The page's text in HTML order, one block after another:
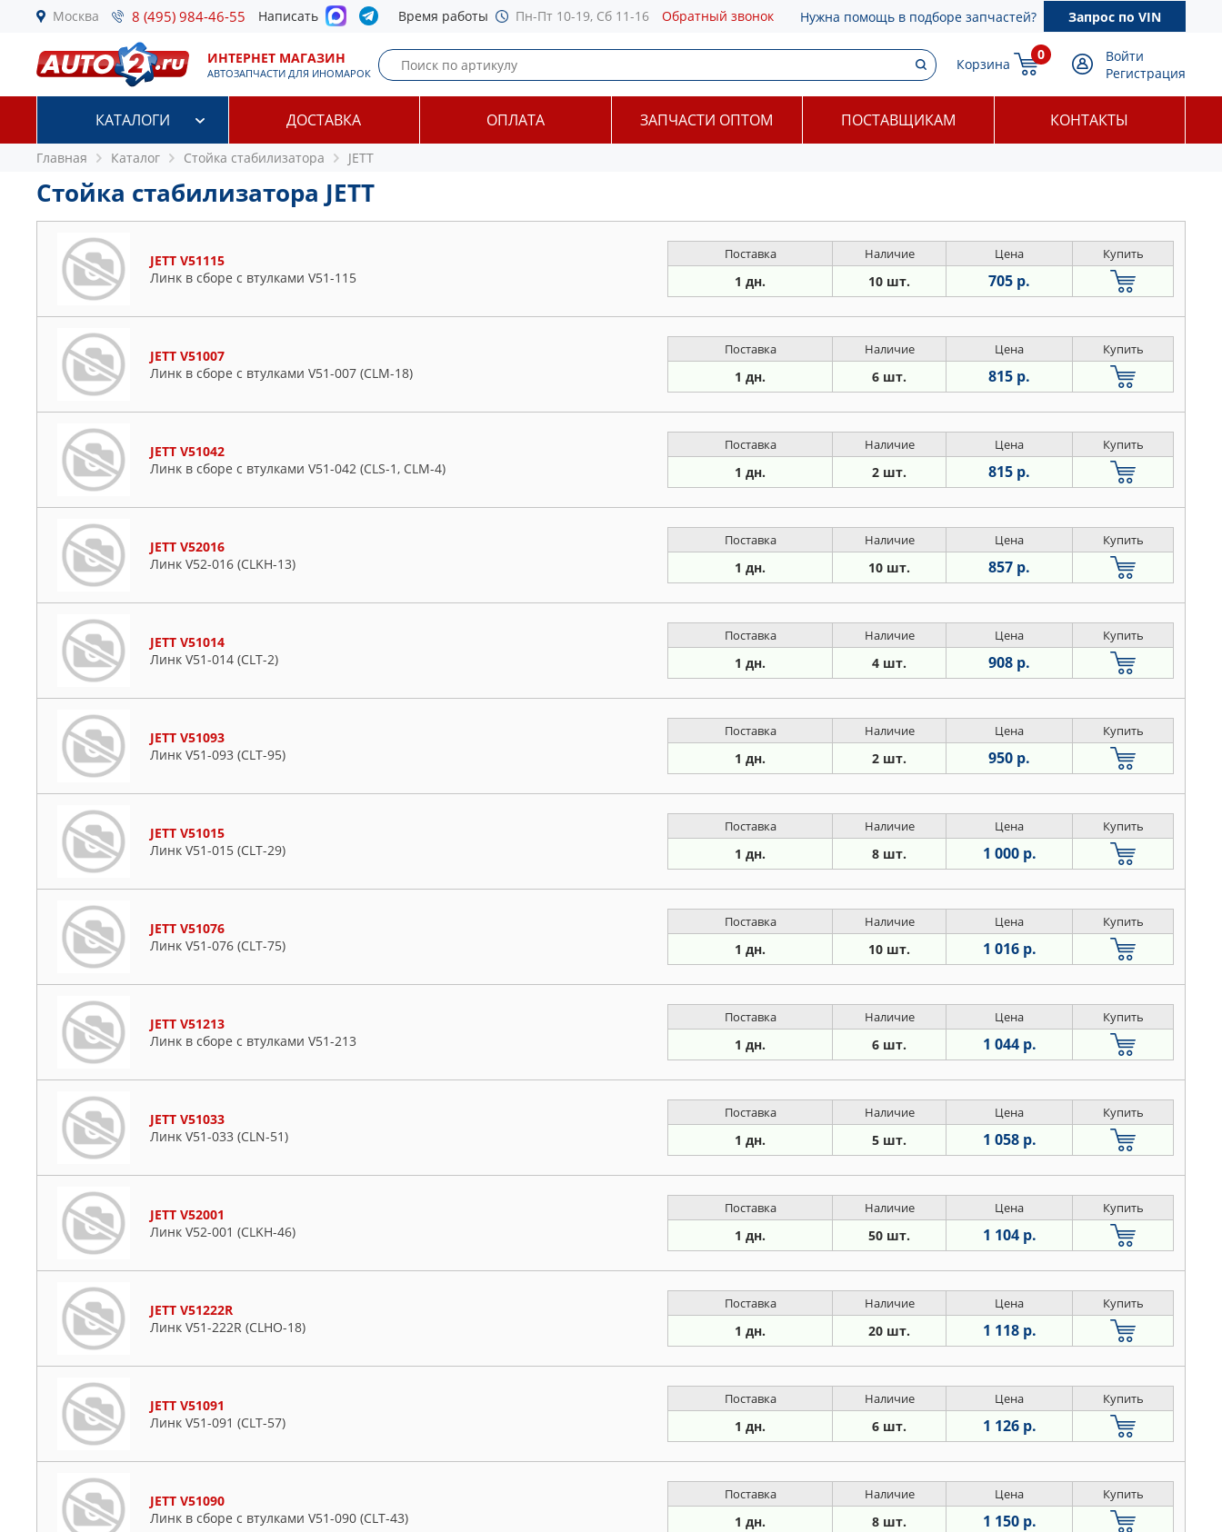
Москва 8 (495) 984-46-55 Написать Время работы Пн-Пт 10-19, Сб 11-16 Обратный звонок Нужна помощь в подборе запчастей? Запрос по VIN
ИНТЕРНЕТ МАГАЗИН
АВТОЗАПЧАСТИ ДЛЯ ИНОМАРОК
Корзина
0
Войти
Регистрация
КАТАЛОГИ ДОСТАВКА ОПЛАТА ЗАПЧАСТИ ОПТОМ ПОСТАВЩИКАМ КОНТАКТЫ
Главная Каталог Стойка стабилизатора JETT
Стойка стабилизатора JETT
JETT V51115
Линк в сборе с втулками V51-115
Поставка Наличие Цена Купить
1 дн. 10 шт. 705 р.
JETT V51007
Линк в сборе с втулками V51-007 (CLM-18)
Поставка Наличие Цена Купить
1 дн. 6 шт. 815 р.
JETT V51042
Линк в сборе с втулками V51-042 (CLS-1, CLM-4)
Поставка Наличие Цена Купить
1 дн. 2 шт. 815 р.
JETT V52016
Линк V52-016 (CLKH-13)
Поставка Наличие Цена Купить
1 дн. 10 шт. 857 р.
JETT V51014
Линк V51-014 (CLT-2)
Поставка Наличие Цена Купить
1 дн. 4 шт. 908 р.
JETT V51093
Линк V51-093 (CLT-95)
Поставка Наличие Цена Купить
1 дн. 2 шт. 950 р.
JETT V51015
Линк V51-015 (CLT-29)
Поставка Наличие Цена Купить
1 дн. 8 шт. 1 000 р.
JETT V51076
Линк V51-076 (CLT-75)
Поставка Наличие Цена Купить
1 дн. 10 шт. 1 016 р.
JETT V51213
Линк в сборе с втулками V51-213
Поставка Наличие Цена Купить
1 дн. 6 шт. 1 044 р.
JETT V51033
Линк V51-033 (CLN-51)
Поставка Наличие Цена Купить
1 дн. 5 шт. 1 058 р.
JETT V52001
Линк V52-001 (CLKH-46)
Поставка Наличие Цена Купить
1 дн. 50 шт. 1 104 р.
JETT V51222R
Линк V51-222R (CLHO-18)
Поставка Наличие Цена Купить
1 дн. 20 шт. 1 118 р.
JETT V51091
Линк V51-091 (CLT-57)
Поставка Наличие Цена Купить
1 дн. 6 шт. 1 126 р.
JETT V51090
Линк в сборе с втулками V51-090 (CLT-43)
Поставка Наличие Цена Купить
1 дн. 8 шт. 1 150 р.